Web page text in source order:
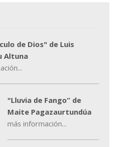
de Dios" de Luis
Altuna
"Lluvia de Fango” de
Maite Pagazaurtundúa
más información...